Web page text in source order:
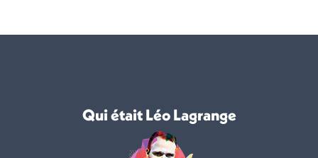
Qui était Léo Lagrange